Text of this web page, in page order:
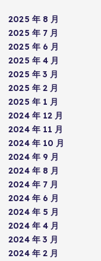
2025 年 8 月
2025 年 7 月
2025 年 6 月
2025 年 4 月
2025 年 3 月
2025 年 2 月
2025 年 1 月
2024 年 12 月
2024 年 11 月
2024 年 10 月
2024 年 9 月
2024 年 8 月
2024 年 7 月
2024 年 6 月
2024 年 5 月
2024 年 4 月
2024 年 3 月
2024 年 2 月